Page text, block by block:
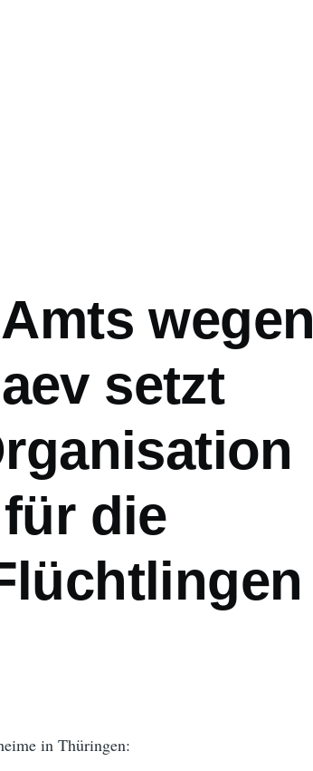
wegen
setzt
die
in Thüringen: